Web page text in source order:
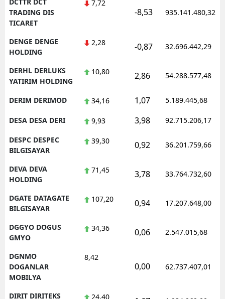
TRADING DIS
TICARET
7,72
-8,53 935.141.480,32
DENGE DENGE
HOLDING
2,28 -0,87 32.696.442,29
DERHL DERLUKS
YATIRIM HOLDING
10,80 2,86 54.288.577,48
DERIM DERIMOD 34,16 1,07 5.189.445,68
DESA DESA DERI 9,93 3,98 92.715.206,17
DESPC DESPEC
BILGISAYAR
39,30 0,92 36.201.759,66
DEVA DEVA
HOLDING
71,45 3,78 33.764.732,60
DGATE DATAGATE
BILGISAYAR
107,20 0,94 17.207.648,00
DGGYO DOGUS
GMYO
34,36 0,06 2.547.015,68
DGNMO
DOGANLAR
MOBILYA
8,42
0,00 62.737.407,01
DIRIT DIRITEKS
24,40